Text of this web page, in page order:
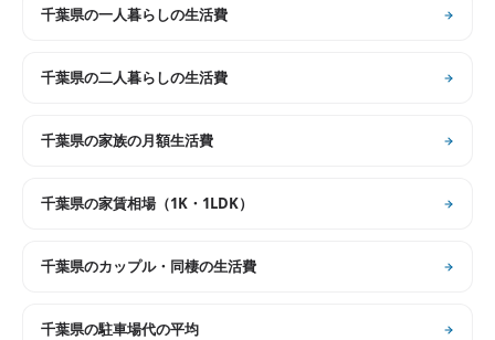
千葉県の一人暮らしの生活費
千葉県の二人暮らしの生活費
千葉県の家族の月額生活費
千葉県の家賃相場（1K・1LDK）
千葉県のカップル・同棲の生活費
千葉県の駐車場代の平均